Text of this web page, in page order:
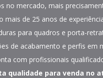
no mercado, mais
mais de 25 anos de
para quadros e porta-
de acabamento e perfis em
com profissionais
qualidade para venda no